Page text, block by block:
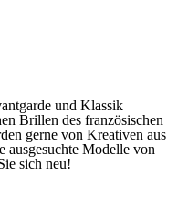
und Klassik
Brillen des französischen
gerne von Kreativen aus
ausgesuchte Modelle von
sich neu!